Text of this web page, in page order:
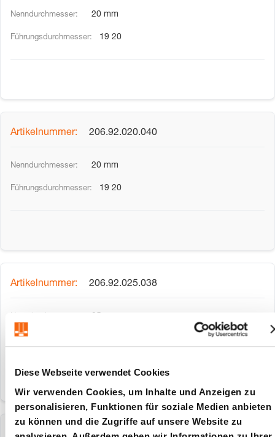
Diese Webseite verwendet Cookies
Wir verwenden Cookies, um Inhalte und Anzeigen zu
personalisieren, Funktionen für soziale Medien anbieten
zu können und die Zugriffe auf unsere Website zu
20 mm
19 20
206.92.020.040
20 mm
19 20
206.92.025.038